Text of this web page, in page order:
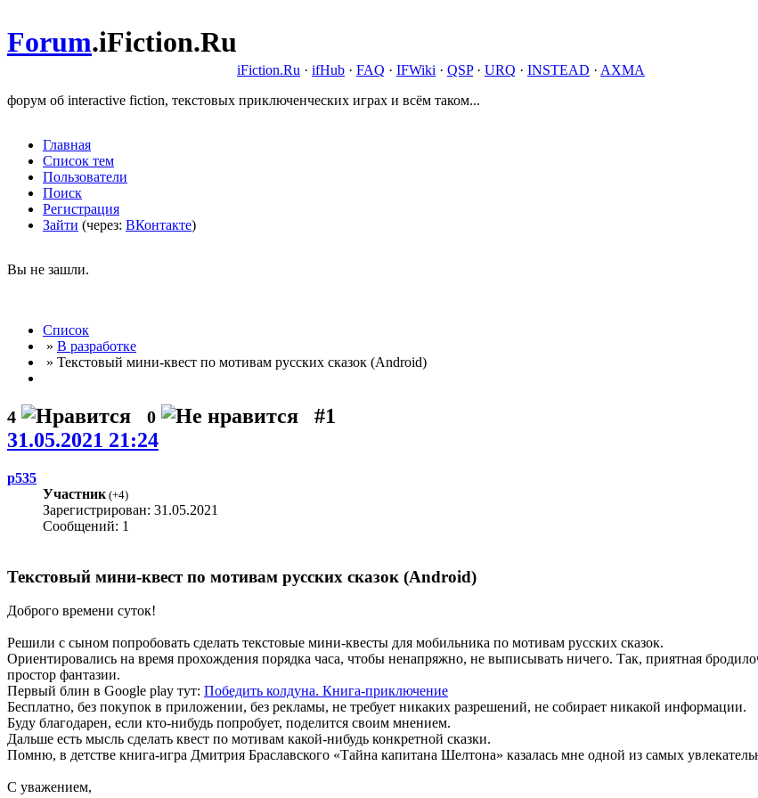
Forum.iFiction.Ru
iFiction.Ru · ifHub · FAQ · IFWiki · QSP· URQ · INSTEAD · AXMA
форум об interactive fiction, текстовых приключенческих играх и всём таком...
Главная
Список тем
Пользователи
Поиск
Регистрация
Зайти (через: ВКонтакте)
Вы не зашли.
Список
» В разработке
» Текстовый мини-квест по мотивам русских сказок (Android)
4 0
#1
31.05.2021 21:24
p535
Участник (+4)
Зарегистрирован: 31.05.2021
Сообщений: 1
Текстовый мини-квест по мотивам русских сказок (Android)
Доброго времени суток!
Решили с сыном попробовать сделать текстовые мини-квесты для мобильника по мотивам русских сказок.
Ориентировались на время прохождения порядка часа, чтобы ненапряжно, не выписывать ничего. Так, приятная
простор фантазии.
Первый блин в Google play тут: Победить колдуна. Книга-приключение
Бесплатно, без покупок в приложении, без рекламы, не требует никаких разрешений, не собирает никакой информации.
Буду благодарен, если кто-нибудь попробует, поделится своим мнением.
Дальше есть мысль сделать квест по мотивам какой-нибудь конкретной сказки.
Помню, в детстве книга-игра Дмитрия Браславского «Тайна капитана Шелтона» казалась мне одной из самых
С уважением,